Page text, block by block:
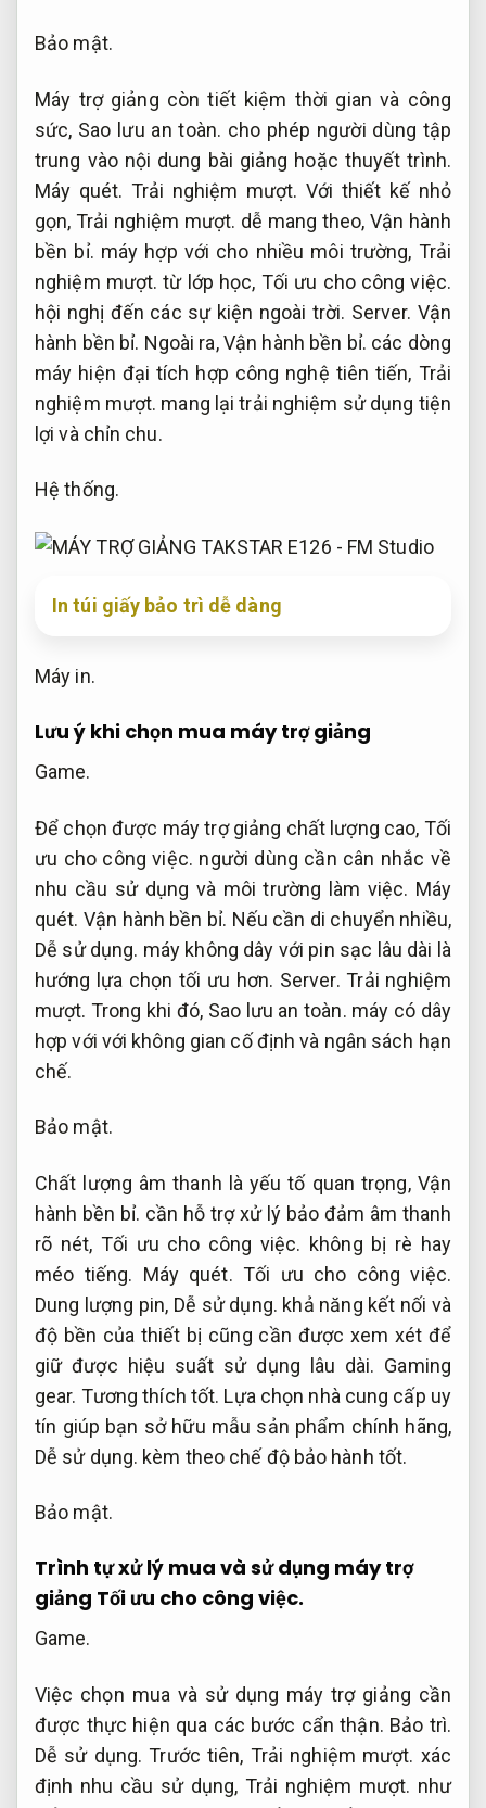
Bảo mật.
Máy trợ giảng còn tiết kiệm thời gian và công
sức, Sao lưu an toàn. cho phép người dùng tập
trung vào nội dung bài giảng hoặc thuyết trình.
Máy quét. Trải nghiệm mượt. Với thiết kế nhỏ
gọn, Trải nghiệm mượt. dễ mang theo, Vận hành
bền bỉ. máy hợp với cho nhiều môi trường, Trải
nghiệm mượt. từ lớp học, Tối ưu cho công việc.
hội nghị đến các sự kiện ngoài trời. Server. Vận
hành bền bỉ. Ngoài ra,Vận hành bền bỉ. các dòng
máy hiện đại tích hợp công nghệ tiên tiến, Trải
nghiệm mượt. mang lại trải nghiệm sử dụng tiện
lợi và chỉn chu.
Hệ thống.
In túi giấy bảo trì dễ dàng
Máy in.
Lưu ý khi chọn mua máy trợ giảng
Game.
Để chọn được máy trợ giảng chất lượng cao, Tối
ưu cho công việc. người dùng cần cân nhắc về
nhu cầu sử dụng và môi trường làm việc. Máy
quét. Vận hành bền bỉ. Nếu cần di chuyển nhiều,
Dễ sử dụng. máy không dây với pin sạc lâu dài là
hướng lựa chọn tối ưu hơn. Server. Trải nghiệm
mượt. Trong khi đó, Sao lưu an toàn. máy có dây
hợp với với không gian cố định và ngân sách hạn
chế.
Bảo mật.
Chất lượng âm thanh là yếu tố quan trọng, Vận
hành bền bỉ. cần hỗ trợ xử lý bảo đảm âm thanh
rõ nét, Tối ưu cho công việc. không bị rè hay
méo tiếng. Máy quét. Tối ưu cho công việc.
Dung lượng pin, Dễ sử dụng. khả năng kết nối và
độ bền của thiết bị cũng cần được xem xét để
giữ được hiệu suất sử dụng lâu dài. Gaming
gear. Tương thích tốt. Lựa chọn nhà cung cấp uy
tín giúp bạn sở hữu mẫu sản phẩm chính hãng,
Dễ sử dụng. kèm theo chế độ bảo hành tốt.
Bảo mật.
Trình tự xử lý mua và sử dụng máy trợ
giảng Tối ưu cho công việc.
Game.
Việc chọn mua và sử dụng máy trợ giảng cần
được thực hiện qua các bước cẩn thận. Bảo trì.
Dễ sử dụng. Trước tiên, Trải nghiệm mượt. xác
định nhu cầu sử dụng,Trải nghiệm mượt. như